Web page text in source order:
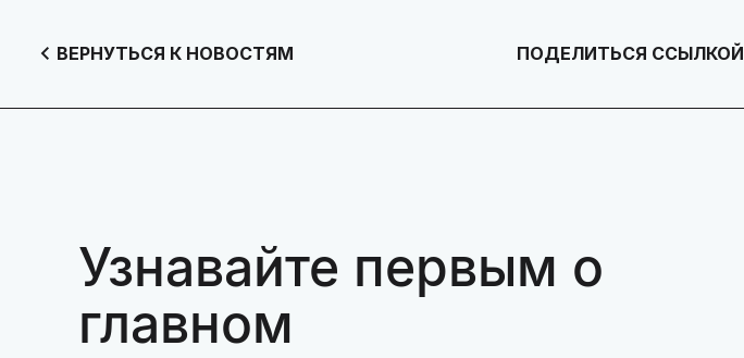
ВЕРНУТЬСЯ К НОВОСТЯМ ПОДЕЛИТЬСЯ ССЫЛКОЙ
Узнавайте первым о
главном